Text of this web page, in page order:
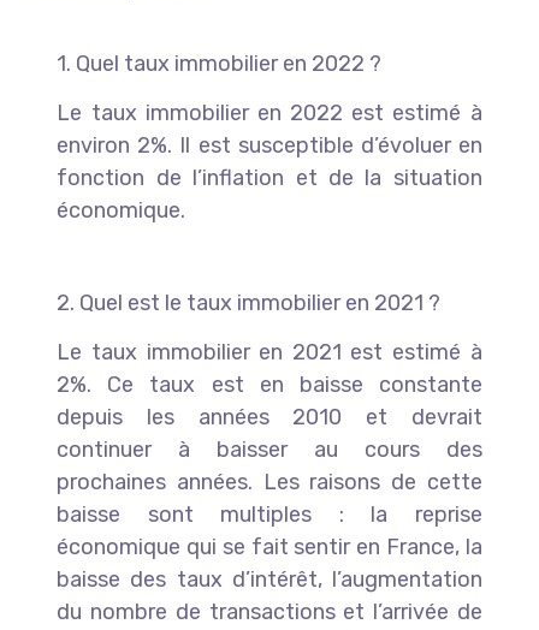
1. Quel taux immobilier en 2022 ?
Le taux immobilier en 2022 est estimé à
environ 2%. Il est susceptible d’évoluer en
fonction de l’inflation et de la situation
économique.
2. Quel est le taux immobilier en 2021 ?
Le taux immobilier en 2021 est estimé à
2%. Ce taux est en baisse constante
depuis les années 2010 et devrait
continuer à baisser au cours des
prochaines années. Les raisons de cette
baisse sont multiples : la reprise
économique qui se fait sentir en France, la
baisse des taux d’intérêt, l’augmentation
du nombre de transactions et l’arrivée de